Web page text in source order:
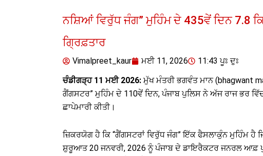
ਨਸ਼ਿਆਂ ਵਿਰੁੱਧ ਜੰਗ” ਮੁਹਿੰਮ ਦੇ 435ਵੇਂ ਦਿਨ 7.8
ਗ੍ਰਿਫ਼ਤਾਰ
Vimalpreet_kaur ਮਈ 11, 2026
11:43 ਪੂਃ ਦੁਃ
ਚੰਡੀਗੜ੍ਹ 11 ਮਈ 2026: ਮੁੱਖ ਮੰਤਰੀ ਭਗਵੰਤ ਮਾਨ (bhagwant
ਗੈਂਗਸਟਰ” ਮੁਹਿੰਮ ਦੇ 110ਵੇਂ ਦਿਨ, ਪੰਜਾਬ ਪੁਲਿਸ ਨੇ ਅੱਜ ਰਾਜ ਭਰ
ਛਾਪੇਮਾਰੀ ਕੀਤੀ।
ਜ਼ਿਕਰਯੋਗ ਹੈ ਕਿ “ਗੈਂਗਸਟਰਾਂ ਵਿਰੁੱਧ ਜੰਗ” ਇੱਕ ਫੈਸਲਾਕੁੰਨ ਮੁਹਿੰਮ ਹੈ
ਸ਼ੁਰੂਆਤ 20 ਜਨਵਰੀ, 2026 ਨੂੰ ਪੰਜਾਬ ਦੇ ਡਾਇਰੈਕਟਰ ਜਨਰਲ ਆਫ਼